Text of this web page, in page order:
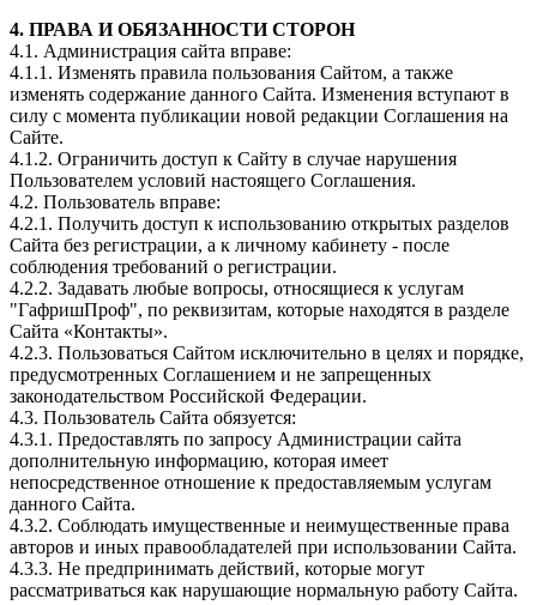
4. ПРАВА И ОБЯЗАННОСТИ СТОРОН
4.1. Администрация сайта вправе:
4.1.1. Изменять правила пользования Сайтом, а также
изменять содержание данного Сайта. Изменения вступают в
силу с момента публикации новой редакции Соглашения на
Сайте.
4.1.2. Ограничить доступ к Сайту в случае нарушения
Пользователем условий настоящего Соглашения.
4.2. Пользователь вправе:
4.2.1. Получить доступ к использованию открытых разделов
Сайта без регистрации, а к личному кабинету - после
соблюдения требований о регистрации.
4.2.2. Задавать любые вопросы, относящиеся к услугам
"ГафришПроф", по реквизитам, которые находятся в разделе
Сайта «Контакты».
4.2.3. Пользоваться Сайтом исключительно в целях и порядке,
предусмотренных Соглашением и не запрещенных
законодательством Российской Федерации.
4.3. Пользователь Сайта обязуется:
4.3.1. Предоставлять по запросу Администрации сайта
дополнительную информацию, которая имеет
непосредственное отношение к предоставляемым услугам
данного Сайта.
4.3.2. Соблюдать имущественные и неимущественные права
авторов и иных правообладателей при использовании Сайта.
4.3.3. Не предпринимать действий, которые могут
рассматриваться как нарушающие нормальную работу Сайта.